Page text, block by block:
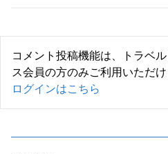
コメント投稿機能は、トラベ
ス会員の方のみご利用いただけ
ログインはこちら